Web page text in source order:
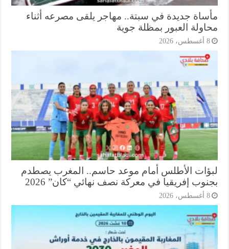
جديدة في سبتة.. مهاجر يلقى مصرعه أثناء
العبور بمظلة جوية
الأطلس أمام موعد حاسم.. المغرب يصطدم
إفريقيا في معركة نصف نهائي “كان” 2026